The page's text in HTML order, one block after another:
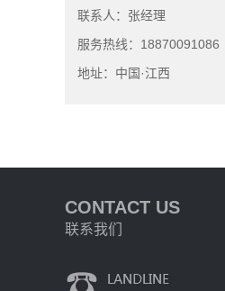
联系人：张经理
服务热线：18870091086
地址：中国·江西
CONTACT US
联系我们